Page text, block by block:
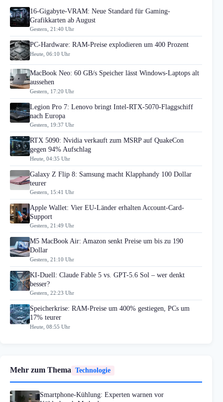
16-Gigabyte-VRAM: Neue Standard für Gaming-
Grafikkarten ab August
Gestern, 21:40 Uhr
PC-Hardware: RAM-Preise explodieren um 400 Prozent
Heute, 06:10 Uhr
MacBook Neo: 60 GB/s Speicher lässt Windows-Laptops alt
aussehen
Gestern, 17:20 Uhr
Legion Pro 7: Lenovo bringt Intel-RTX-5070-Flaggschiff
nach Europa
Gestern, 19:37 Uhr
RTX 5090: Nvidia verkauft zum MSRP auf QuakeCon
gegen 94% Aufschlag
Heute, 04:35 Uhr
Galaxy Z Flip 8: Samsung macht Klapphandy 100 Dollar
teurer
Gestern, 15:41 Uhr
Apple Wallet: Vier EU-Länder erhalten Account-Card-
Support
Gestern, 21:49 Uhr
M5 MacBook Air: Amazon senkt Preise um bis zu 190
Dollar
Gestern, 21:10 Uhr
KI-Duell: Claude Fable 5 vs. GPT-5.6 Sol – wer denkt
besser?
Gestern, 22:23 Uhr
Speicherkrise: RAM-Preise um 400% gestiegen, PCs um
17% teurer
Heute, 08:55 Uhr
Mehr zum Thema Technologie
Smartphone-Kühlung: Experten warnen vor